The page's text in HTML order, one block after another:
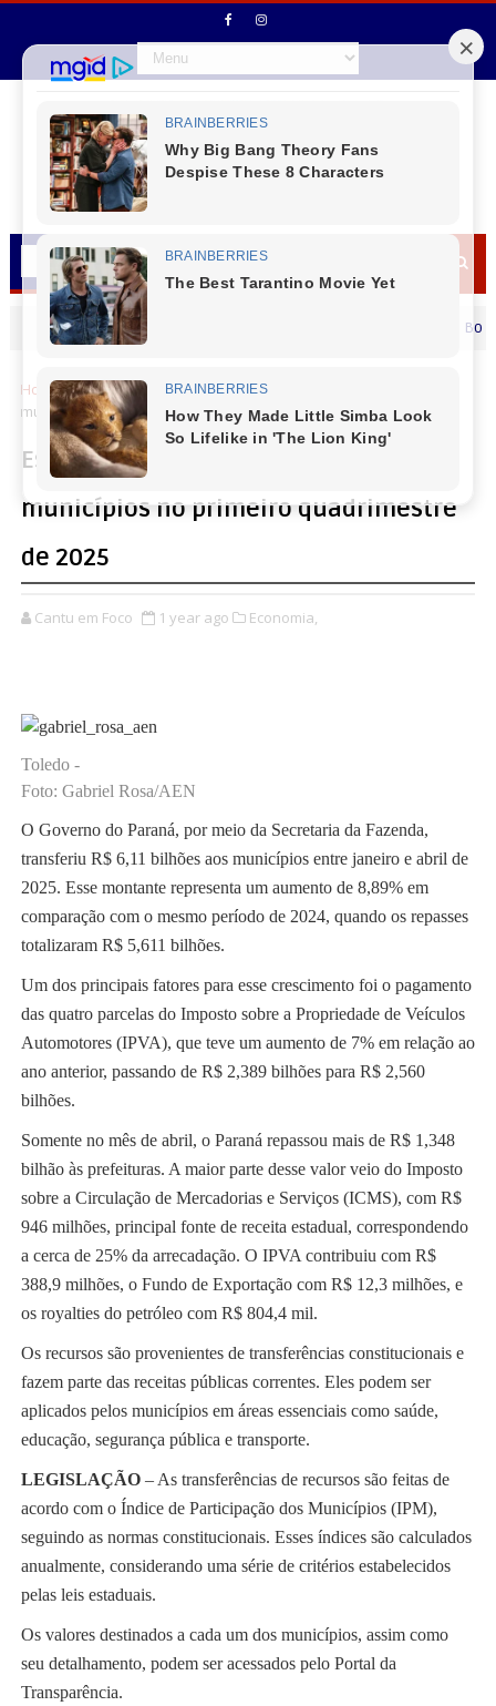
CANTU Virmond - 7,4 no IDEB 2025 Rio Bonito
Home Economia
Estado transfere R$ 6,1 bilhões aos
municípios no primeiro quadrimestre de 2025
Estado transfere R$ 6,1 bilhões aos
municípios no primeiro quadrimestre
de 2025
Cantu em Foco 1 year ago Economia,
Toledo -
Foto: Gabriel Rosa/AEN
O Governo do Paraná, por meio da Secretaria da Fazenda,
transferiu R$ 6,11 bilhões aos municípios entre janeiro e abril de
2025. Esse montante representa um aumento de 8,89% em
comparação com o mesmo período de 2024, quando os repasses
totalizaram R$ 5,611 bilhões.
Um dos principais fatores para esse crescimento foi o pagamento
das quatro parcelas do Imposto sobre a Propriedade de Veículos
Automotores (IPVA), que teve um aumento de 7% em relação ao
ano anterior, passando de R$ 2,389 bilhões para R$ 2,560
bilhões.
Somente no mês de abril, o Paraná repassou mais de R$ 1,348
bilhão às prefeituras. A maior parte desse valor veio do Imposto
sobre a Circulação de Mercadorias e Serviços (ICMS), com R$
946 milhões, principal fonte de receita estadual, correspondendo
a cerca de 25% da arrecadação. O IPVA contribuiu com R$
388,9 milhões, o Fundo de Exportação com R$ 12,3 milhões, e
os royalties do petróleo com R$ 804,4 mil.
Os recursos são provenientes de transferências constitucionais e
fazem parte das receitas públicas correntes. Eles podem ser
aplicados pelos municípios em áreas essenciais como saúde,
educação, segurança pública e transporte.
LEGISLAÇÃO– As transferências de recursos são feitas de
acordo com o Índice de Participação dos Municípios (IPM),
seguindo as normas constitucionais. Esses índices são calculados
anualmente, considerando uma série de critérios estabelecidos
pelas leis estaduais.
Os valores destinados a cada um dos municípios, assim como
seu detalhamento, podem ser acessados pelo Portal da
Transparência.